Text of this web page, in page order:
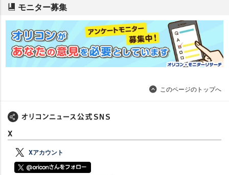
モニター募集
このページのトップへ
X
Xアカウント